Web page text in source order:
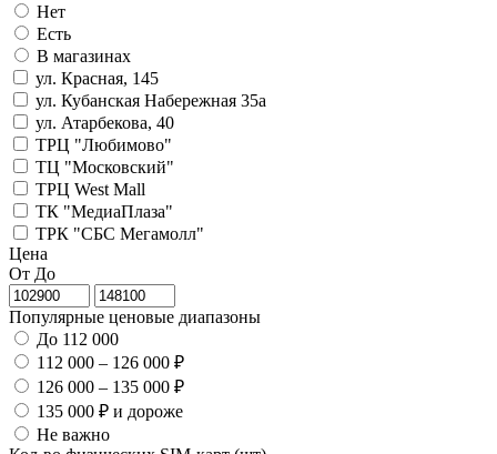
Нет
Есть
В магазинах
ул. Красная, 145
ул. Кубанская Набережная 35а
ул. Атарбекова, 40
ТРЦ "Любимово"
ТЦ "Московский"
ТРЦ West Mall
ТК "МедиаПлаза"
ТРК "СБС Мегамолл"
Цена
От До
Популярные ценовые диапазоны
До 112 000
112 000 – 126 000 ₽
126 000 – 135 000 ₽
135 000 ₽ и дороже
Не важно